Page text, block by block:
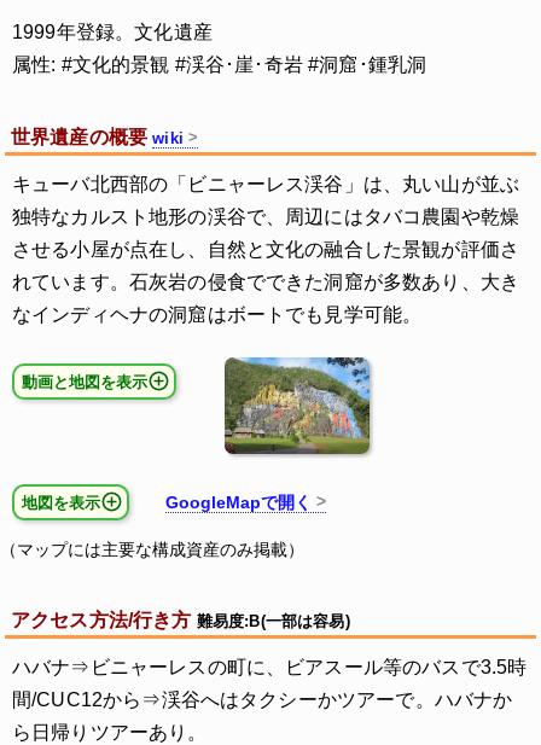
1999年登録。文化遺産
属性: #文化的景観 #渓谷･崖･奇岩 #洞窟･鍾乳洞
世界遺産の概要wiki
キューバ北西部の「ビニャーレス渓谷」は、丸い山が並ぶ
独特なカルスト地形の渓谷で、周辺にはタバコ農園や乾燥
させる小屋が点在し、自然と文化の融合した景観が評価さ
れています。石灰岩の侵食でできた洞窟が多数あり、大き
なインディヘナの洞窟はボートでも見学可能。
動画と地図を表示
地図を表示 GoogleMapで開く
（マップには主要な構成資産のみ掲載）
アクセス方法/行き方 難易度:B(一部は容易)
ハバナ⇒ビニャーレスの町に、ビアスール等のバスで3.5時
間/CUC12から⇒渓谷へはタクシーかツアーで。ハバナか
ら日帰りツアーあり。